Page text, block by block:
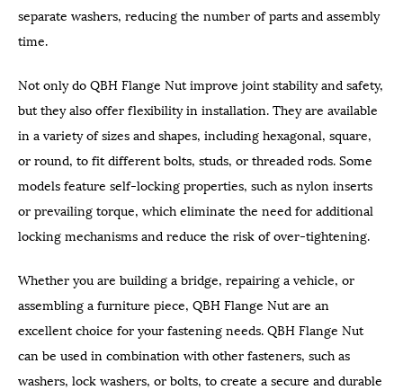
separate washers, reducing the number of parts and assembly
time.
Not only do QBH Flange Nut improve joint stability and safety,
but they also offer flexibility in installation. They are available
in a variety of sizes and shapes, including hexagonal, square,
or round, to fit different bolts, studs, or threaded rods. Some
models feature self-locking properties, such as nylon inserts
or prevailing torque, which eliminate the need for additional
locking mechanisms and reduce the risk of over-tightening.
Whether you are building a bridge, repairing a vehicle, or
assembling a furniture piece, QBH Flange Nut are an
excellent choice for your fastening needs. QBH Flange Nut
can be used in combination with other fasteners, such as
washers, lock washers, or bolts, to create a secure and durable